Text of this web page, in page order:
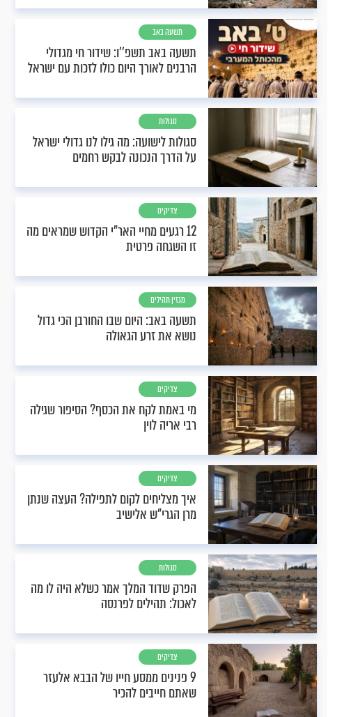
תשעה באב
תשעה באב תשפ''ו: שידור חי מגדולי
הרבנים לאורך היום כולו לזכות עם ישראל
סגולות
סגולות לישועה: מה גילו לנו גדולי ישראל
על הדרך הנכונה לבקש רחמים
צדיקים
12 רגעים מחיי האר"י הקדוש שמראים מה
זו השגחה פרטית
מגזין תהילים
תשעה באב: היום שבו החורבן הכי גדול
נושא את זרע הגאולה
צדיקים
מי באמת לקח את הכסף? הסיפור שגילה
רבי אריה לוין
צדיקים
איך מצליחים לקום לתפילה? העצה שנתן
מרן הגרי"ש אלישיב
סגולות
הפרק שדוד המלך אמר כשלא היה לו מה
לאכול: תהילים לפרנסה
צדיקים
9 פנינים ממסע חייו של הבבא אלעזר
שאתם חייבים להכיר